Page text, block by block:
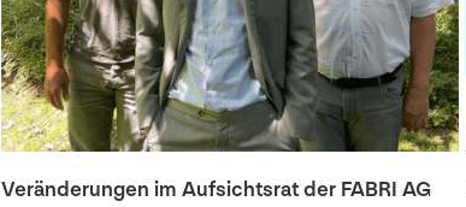
Veränderungen im Aufsichtsrat der FABRI AG